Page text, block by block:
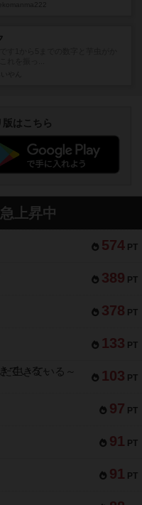
はこちら
上昇中
574 PT
389 PT
378 PT
133 PT
103 PT
生きている～
97 PT
91 PT
91 PT